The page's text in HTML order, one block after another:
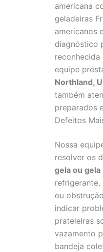
americana
geladeiras
americanos
diagnóstico
equipe
Northland,
também
preparados
Defeitos
Nossa
resolver os
gela ou gela
ou
indicar
prateleiras
vazamento
bandeja